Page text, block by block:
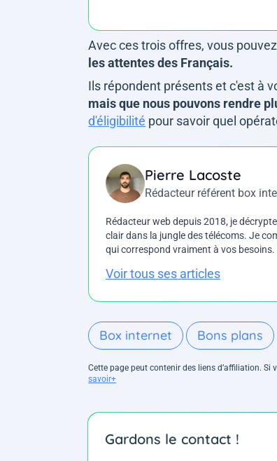
Avec ces trois offres, vous
les attentes des Français.
Ils répondent présents et c'est à
mais que nous pouvons rendre
d'éligibilité pour savoir quel
Pierre Lacoste
Rédacteur référent box
Rédacteur web depuis 2018, je
clair dans la jungle des télécoms. Je
qui correspond vraiment à vos
Voir tous ses articles
Box internet Bons plans
Cette page peut contenir des liens d’affiliation.
savoir+
Gardons le contact !